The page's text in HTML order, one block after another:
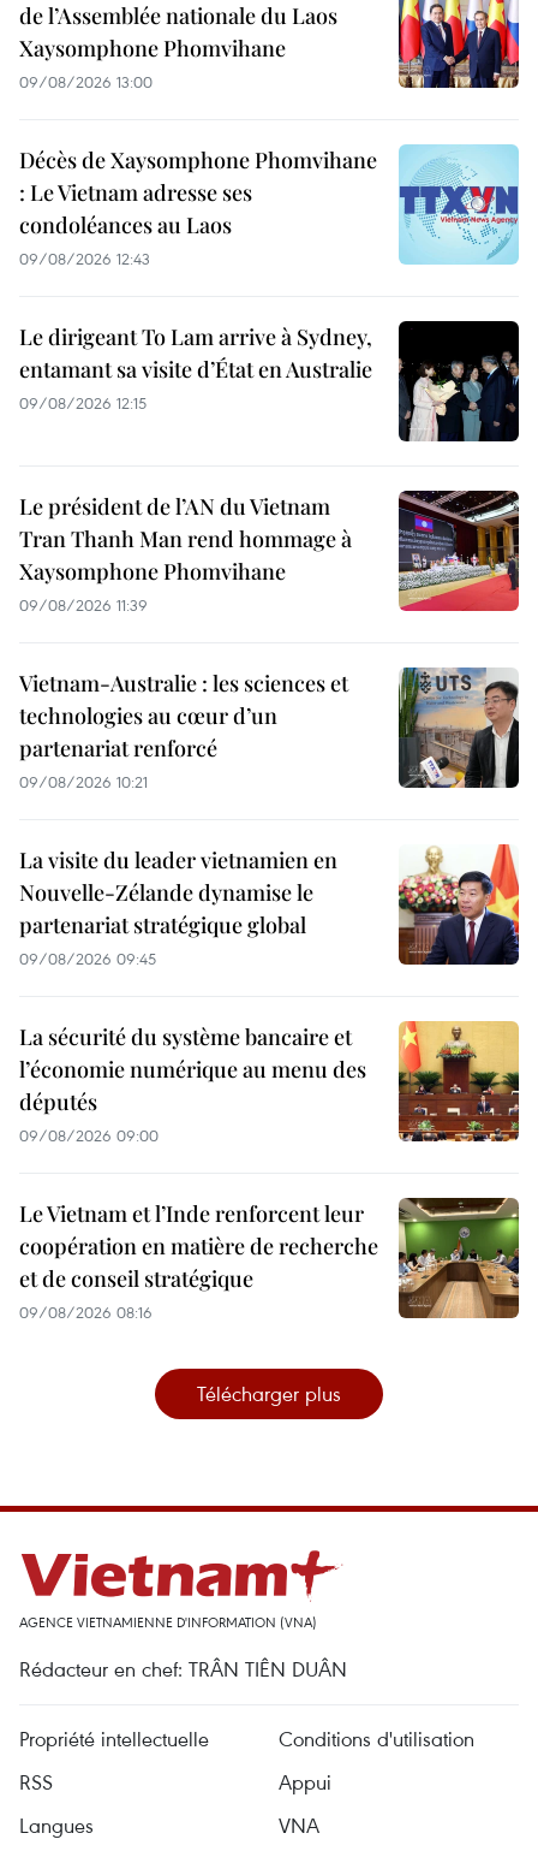
de l’Assemblée nationale du Laos
Xaysomphone Phomvihane
09/08/2026 13:00
Décès de Xaysomphone Phomvihane
: Le Vietnam adresse ses
condoléances au Laos
09/08/2026 12:43
Le dirigeant To Lam arrive à Sydney,
entamant sa visite d’État en Australie
09/08/2026 12:15
Le président de l’AN du Vietnam
Tran Thanh Man rend hommage à
Xaysomphone Phomvihane
09/08/2026 11:39
Vietnam-Australie : les sciences et
technologies au cœur d’un
partenariat renforcé
09/08/2026 10:21
La visite du leader vietnamien en
Nouvelle-Zélande dynamise le
partenariat stratégique global
09/08/2026 09:45
La sécurité du système bancaire et
l’économie numérique au menu des
députés
09/08/2026 09:00
Le Vietnam et l’Inde renforcent leur
coopération en matière de recherche
et de conseil stratégique
09/08/2026 08:16
Télécharger plus
AGENCE VIETNAMIENNE D'INFORMATION (VNA)
Rédacteur en chef: TRÂN TIÊN DUÂN
Propriété intellectuelle
Conditions d'utilisation
RSS
Appui
Langues
VNA